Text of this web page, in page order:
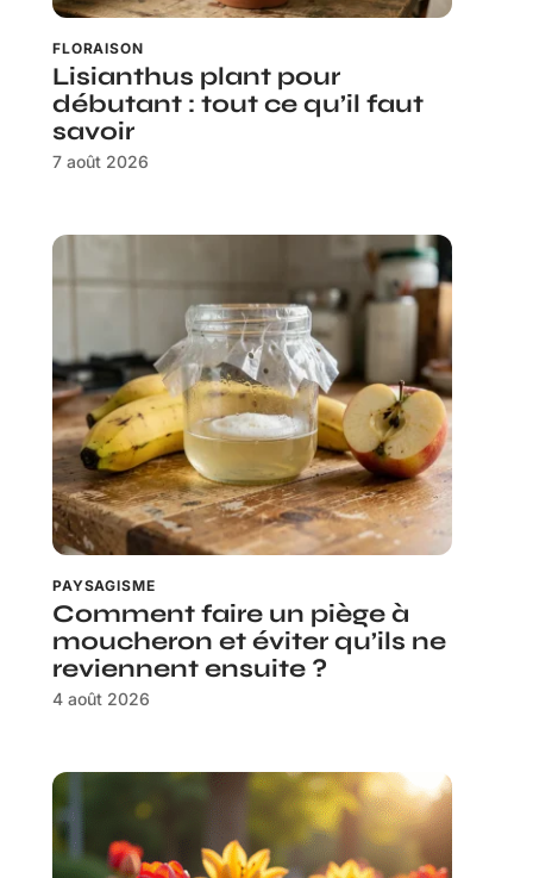
FLORAISON
Lisianthus plant pour
débutant : tout ce qu’il faut
savoir
7 août 2026
PAYSAGISME
Comment faire un piège à
moucheron et éviter qu’ils ne
reviennent ensuite ?
4 août 2026